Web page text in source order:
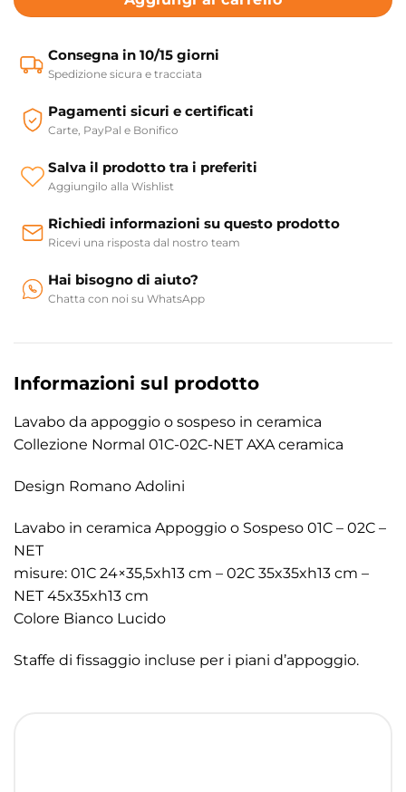
Consegna in 10/15 giorni
Spedizione sicura e tracciata
Pagamenti sicuri e certificati
Carte, PayPal e Bonifico
Salva il prodotto tra i preferiti
Aggiungilo alla Wishlist
Richiedi informazioni su questo prodotto
Ricevi una risposta dal nostro team
Hai bisogno di aiuto?
Chatta con noi su WhatsApp
Informazioni sul prodotto
Lavabo da appoggio o sospeso in ceramica
Collezione Normal 01C-02C-NET AXA ceramica
Design Romano Adolini
Lavabo in ceramica Appoggio o Sospeso 01C – 02C –
NET
misure: 01C 24×35,5xh13 cm – 02C 35x35xh13 cm –
NET 45x35xh13 cm
Colore Bianco Lucido
Staffe di fissaggio incluse per i piani d’appoggio.